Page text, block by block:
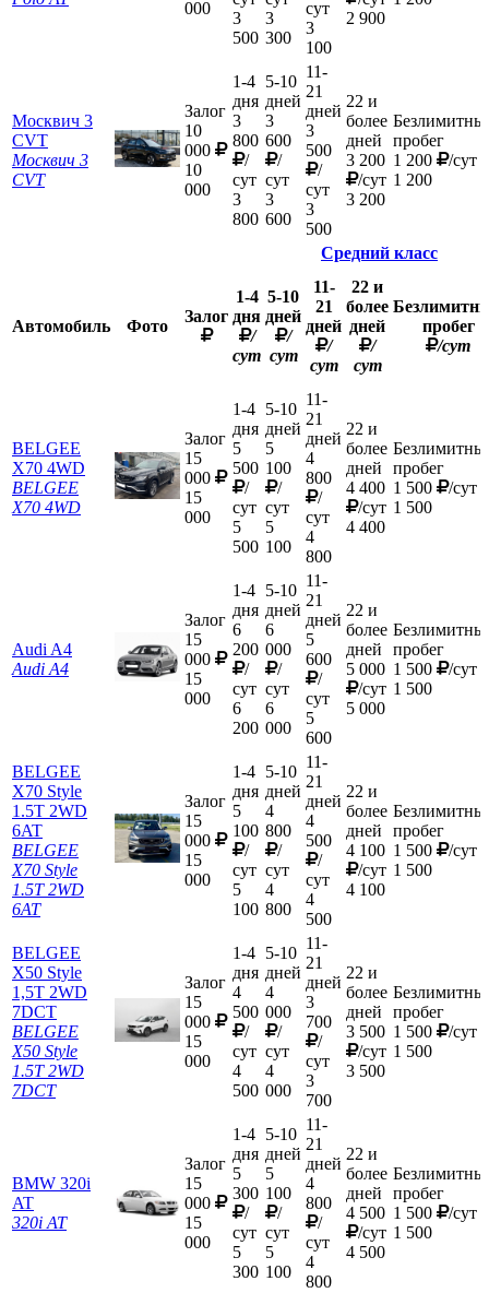
000
3
500
3
300
сут
3
100
2 900
Москвич 3
СVT
Москвич 3
СVT
Залог
10
000
10
000
1-4
дня
3
800
/
сут
3
800
5-10
дней
3
600
/
сут
3
600
11-
21
дней
3
500
/
сут
3
500
22 и
более
дней
3 200
/сут
3 200
пробег
1 200
/сут
1 200
Средний класс
Автомобиль Фото
Залог
1-4
дня
/
сут
5-10
дней
/
сут
11-
21
дней
/
сут
22 и
более
дней
/
сут
пробег
/сут
BELGEE
X70 4WD
BELGEE
X70 4WD
Залог
15
000
15
000
1-4
дня
5
500
/
сут
5
500
5-10
дней
5
100
/
сут
5
100
11-
21
дней
4
800
/
сут
4
800
22 и
более
дней
4 400
/сут
4 400
пробег
1 500
/сут
1 500
Audi A4
Audi A4
Залог
15
000
15
000
1-4
дня
6
200
/
сут
6
200
5-10
дней
6
000
/
сут
6
000
11-
21
дней
5
600
/
сут
5
600
22 и
более
дней
5 000
/сут
5 000
пробег
1 500
/сут
1 500
BELGEE
X70 Style
1.5T 2WD
6AT
BELGEE
X70 Style
1.5T 2WD
6AT
Залог
15
000
15
000
1-4
дня
5
100
/
сут
5
100
5-10
дней
4
800
/
сут
4
800
11-
21
дней
4
500
/
сут
4
500
22 и
более
дней
4 100
/сут
4 100
пробег
1 500
/сут
1 500
BELGEE
Х50 Style
1,5T 2WD
7DCT
BELGEE
X50 Style
1.5T 2WD
7DCT
Залог
15
000
15
000
1-4
дня
4
500
/
сут
4
500
5-10
дней
4
000
/
сут
4
000
11-
21
дней
3
700
/
сут
3
700
22 и
более
дней
3 500
/сут
3 500
пробег
1 500
/сут
1 500
BMW 320i
AT
320i AT
Залог
15
000
15
000
1-4
дня
5
300
/
сут
5
300
5-10
дней
5
100
/
сут
5
100
11-
21
дней
4
800
/
сут
4
800
22 и
более
дней
4 500
/сут
4 500
пробег
1 500
/сут
1 500